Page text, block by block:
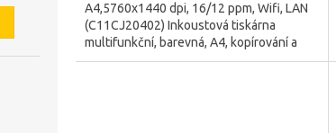
A4,5760x1440 dpi, 16/12 ppm, Wifi, LAN
(C11CJ20402) Inkoustová tiskárna
multifunkční, barevná, A4, kopírování a
skenování, vhodná na...